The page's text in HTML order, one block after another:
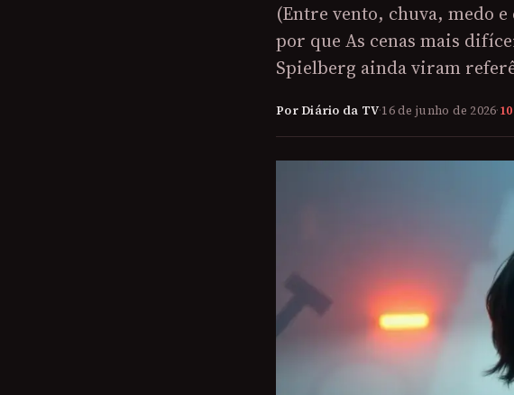
(Entre vento, chuva, medo
por que As cenas mais
Spielberg ainda viram
Por Diário da TV·16 de junho de 2026·